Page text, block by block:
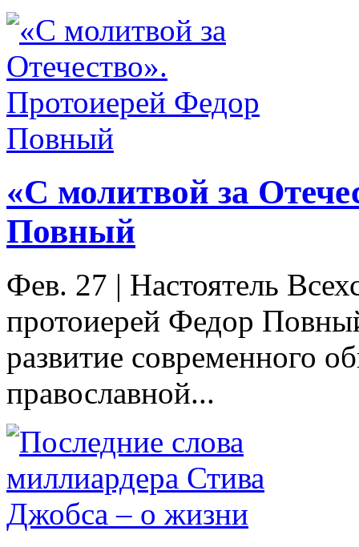
«С молитвой за
Повный
Фев. 27 | Настоятель
протоиерей Федор
развитие современного
православной...